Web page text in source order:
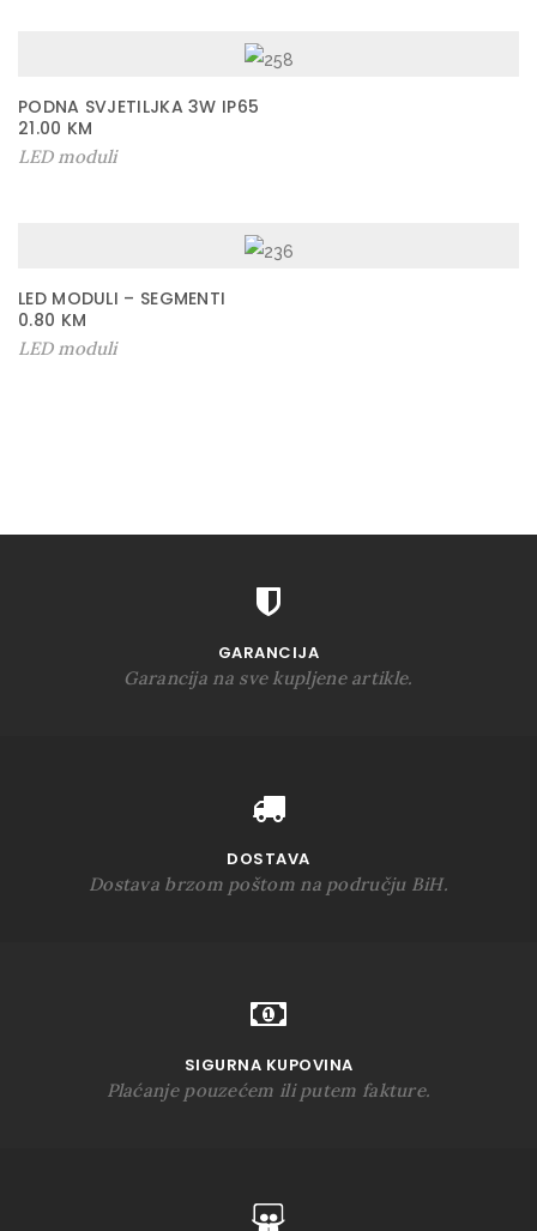
PODNA SVJETILJKA 3W IP65
21.00 KM
LED moduli
LED MODULI – SEGMENTI
0.80 KM
LED moduli
GARANCIJA
Garancija na sve kupljene artikle.
DOSTAVA
Dostava brzom poštom na području BiH.
SIGURNA KUPOVINA
Plaćanje pouzećem ili putem fakture.